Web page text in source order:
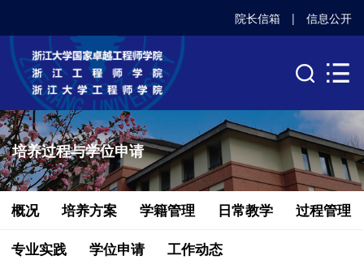
院长信箱 | 信息公开
培养过程与学位申请
概况 培养方案 学籍管理 日常教学
过程管理
专业实践
学位申请 工作动态